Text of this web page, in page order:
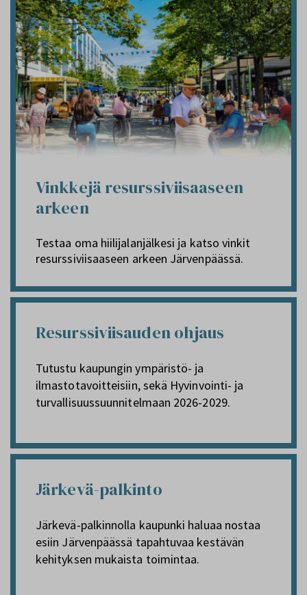
Vinkkejä resurssiviisaaseen
arkeen
Testaa oma hiilijalanjälkesi ja katso vinkit
resurssiviisaaseen arkeen Järvenpäässä.
Resurssiviisauden ohjaus
Tutustu kaupungin ympäristö- ja
ilmastotavoitteisiin, sekä Hyvinvointi- ja
turvallisuussuunnitelmaan 2026-2029.
Järkevä-palkinto
Järkevä-palkinnolla kaupunki haluaa nostaa
esiin Järvenpäässä tapahtuvaa kestävän
kehityksen mukaista toimintaa.